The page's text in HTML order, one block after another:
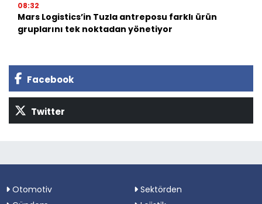
08:32
Mars Logistics’in Tuzla antreposu farklı ürün
gruplarını tek noktadan yönetiyor
Facebook
Twitter
Otomotiv
Sektörden